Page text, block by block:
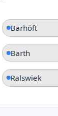
Barhöft
Barth
Ralswiek